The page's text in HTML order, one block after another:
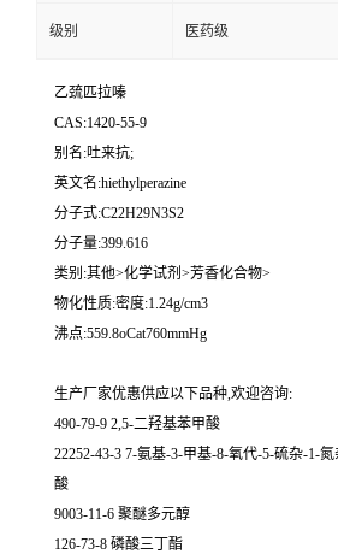
级别 医药级
乙巯匹拉嗪
CAS:1420-55-9
别名:吐来抗;
英文名:hiethylperazine
分子式:C22H29N3S2
分子量:399.616
类别:其他>化学试剂>芳香化合物>
物化性质:密度:1.24g/cm3
沸点:559.8oCat760mmHg
生产厂家优惠供应以下品种,欢迎咨询:
490-79-9 2,5-二羟基苯甲酸
22252-43-3 7-氨基-3-甲基-8-氧代-5-硫杂-1-
酸
9003-11-6 聚醚多元醇
126-73-8 磷酸三丁酯